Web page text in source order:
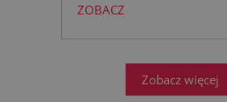
łazience?
projektowanie łazienek
ZOBACZ
Zobacz więcej